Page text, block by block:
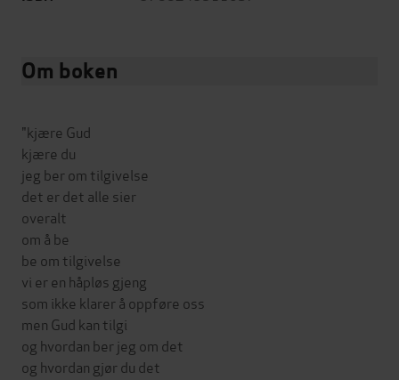
Om boken
"kjære Gud
kjære du
jeg ber om tilgivelse
det er det alle sier
overalt
om å be
be om tilgivelse
vi er en håpløs gjeng
som ikke klarer å oppføre oss
men Gud kan tilgi
og hvordan ber jeg om det
og hvordan gjør du det